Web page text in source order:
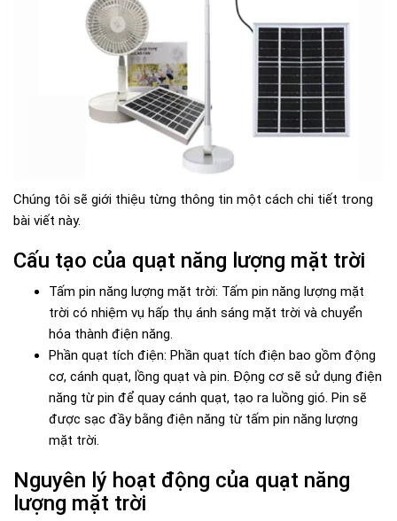
Chúng tôi sẽ giới thiệu từng thông tin một cách chi tiết trong
bài viết này.
Cấu tạo của quạt năng lượng mặt trời
Tấm pin năng lượng mặt trời: Tấm pin năng lượng mặt
trời có nhiệm vụ hấp thụ ánh sáng mặt trời và chuyển
hóa thành điện năng.
Phần quạt tích điện: Phần quạt tích điện bao gồm động
cơ, cánh quạt, lồng quạt và pin. Động cơ sẽ sử dụng điện
năng từ pin để quay cánh quạt, tạo ra luồng gió. Pin sẽ
được sạc đầy bằng điện năng từ tấm pin năng lượng
mặt trời.
Nguyên lý hoạt động của quạt năng
lượng mặt trời